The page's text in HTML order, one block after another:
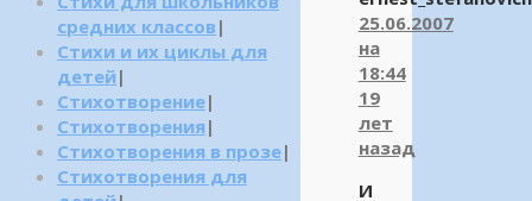
25.06.2007
на
18:44
19
лет
назад
И
средних классов |
Стихи и их циклы для
детей |
Стихотворение|
Стихотворения |
Стихотворения в прозе|
Стихотворения для